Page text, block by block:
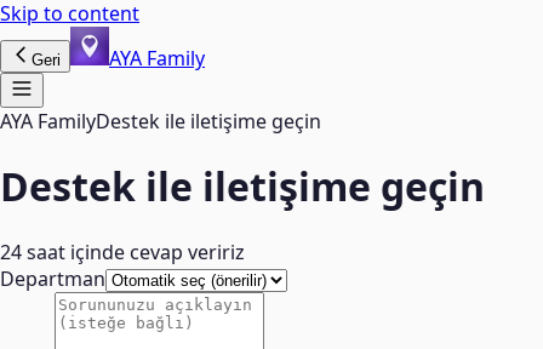
Skip to content
Geri AYA Family
AYA FamilyDestek ile iletişime geçin
Destek ile iletişime geçin
24 saat içinde cevap veririz
Departman